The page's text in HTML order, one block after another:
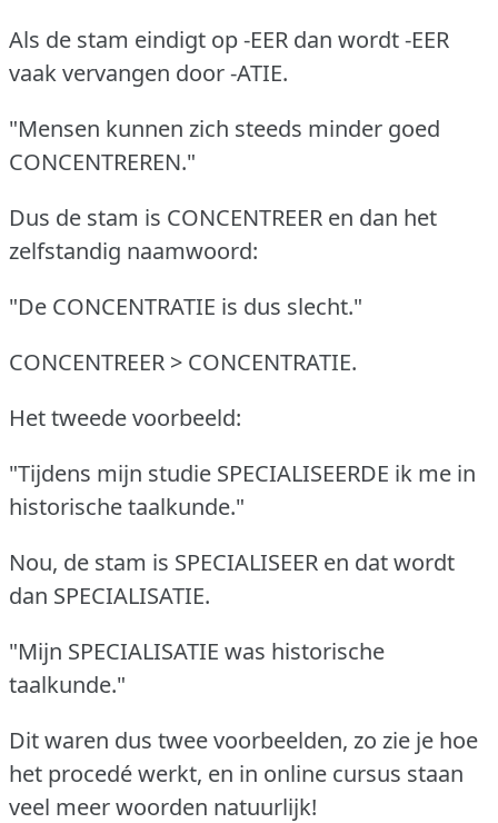
Als de stam eindigt op -EER dan wordt -EER
vaak vervangen door -ATIE.
"Mensen kunnen zich steeds minder goed
CONCENTREREN."
Dus de stam is CONCENTREER en dan het
zelfstandig naamwoord:
"De CONCENTRATIE is dus slecht."
CONCENTREER > CONCENTRATIE.
Het tweede voorbeeld:
"Tijdens mijn studie SPECIALISEERDE ik me in
historische taalkunde."
Nou, de stam is SPECIALISEER en dat wordt
dan SPECIALISATIE.
"Mijn SPECIALISATIE was historische
taalkunde."
Dit waren dus twee voorbeelden, zo zie je hoe
het procedé werkt, en in online cursus staan
veel meer woorden natuurlijk!